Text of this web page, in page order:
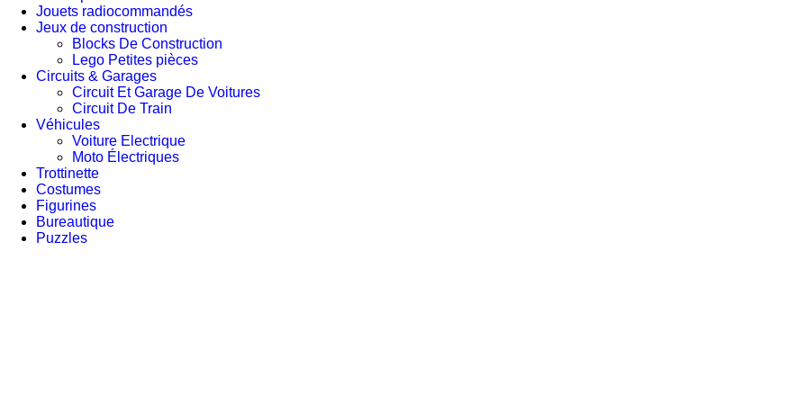
Jouets radiocommandés
Jeux de construction
Blocks De Construction
Lego Petites pièces
Circuits & Garages
Circuit Et Garage De Voitures
Circuit De Train
Véhicules
Voiture Electrique
Moto Électriques
Trottinette
Costumes
Figurines
Bureautique
Puzzles